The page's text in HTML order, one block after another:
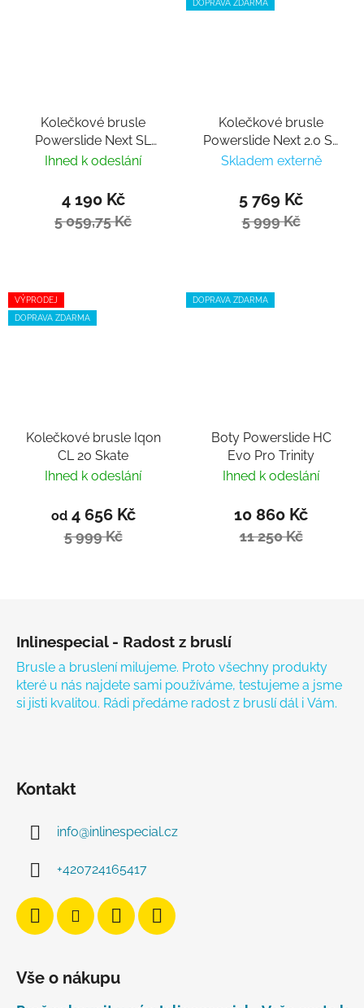
Kolečkové brusle
Powerslide Next SL
Black 110
Ihned k odeslání
4 190 Kč
5 059,75 Kč
DOPRAVA ZDARMA
Kolečkové brusle
Powerslide Next 2.0 SL
80/90 Soft Blue
Skladem externě
5 769 Kč
5 999 Kč
VÝPRODEJ
DOPRAVA ZDARMA
Kolečkové brusle Iqon
CL 20 Skate
Ihned k odeslání
od4 656 Kč
5 999 Kč
DOPRAVA ZDARMA
Boty Powerslide HC
Evo Pro Trinity
Ihned k odeslání
10 860 Kč
11 250 Kč
Inlinespecial - Radost z bruslí
Brusle a bruslení milujeme. Proto všechny produkty
které u nás najdete sami používáme, testujeme a jsme
si jisti kvalitou. Rádi předáme radost z bruslí dál i Vám.
Kontakt
info@inlinespecial.cz
+420724165417
Vše o nákupu